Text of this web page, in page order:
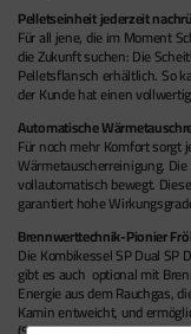
Pelletseinheit jederzeit
Für all jene, die im Moment
die Zukunft suchen: Die
Pelletsflansch erhältlich. So
der Kunde hat einen
Automatische
Für noch mehr Komfort
Wärmetauscherreinigung.
vollautomatisch bewegt.
garantiert hohe
Brennwerttechnik-Pionier
Die Kombikessel SP Dual SP
gibt es auch optional mit
Energie aus dem Rauchgas,
Kamin entweicht, und